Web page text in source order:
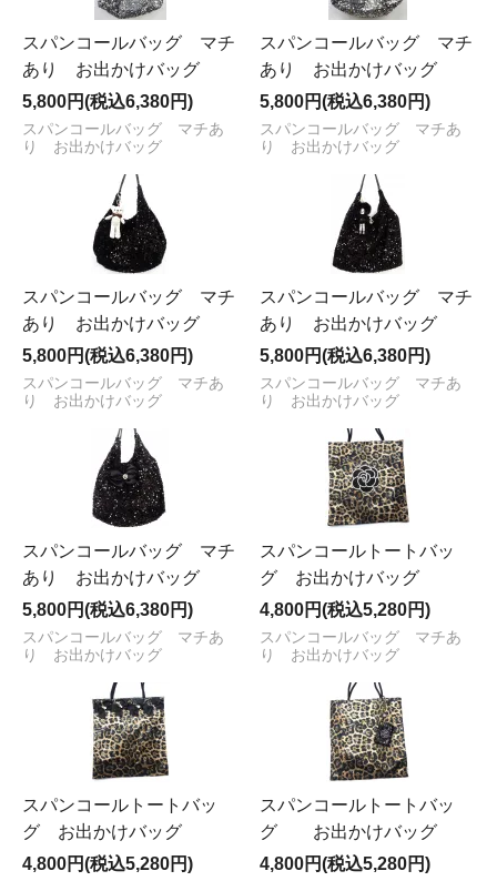
スパンコールバッグ マチ
あり お出かけバッグ
5,800円(税込6,380円)
スパンコールバッグ マチあ
り お出かけバッグ
スパンコールバッグ マチ
あり お出かけバッグ
5,800円(税込6,380円)
スパンコールバッグ マチあ
り お出かけバッグ
スパンコールバッグ マチ
あり お出かけバッグ
5,800円(税込6,380円)
スパンコールバッグ マチあ
り お出かけバッグ
スパンコールバッグ マチ
あり お出かけバッグ
5,800円(税込6,380円)
スパンコールバッグ マチあ
り お出かけバッグ
スパンコールバッグ マチ
あり お出かけバッグ
5,800円(税込6,380円)
スパンコールバッグ マチあ
り お出かけバッグ
スパンコールトートバッ
グ お出かけバッグ
4,800円(税込5,280円)
スパンコールバッグ マチあ
り お出かけバッグ
スパンコールトートバッ
グ お出かけバッグ
4,800円(税込5,280円)
スパンコールトートバッ
グ お出かけバッグ
4,800円(税込5,280円)